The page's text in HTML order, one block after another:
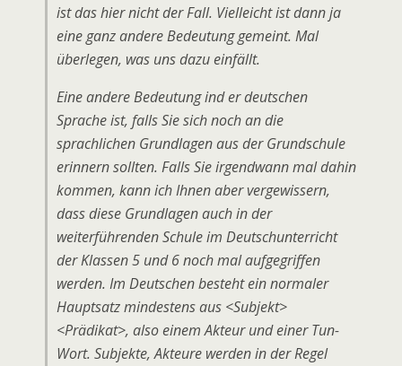
ist das hier nicht der Fall. Vielleicht ist dann ja
eine ganz andere Bedeutung gemeint. Mal
überlegen, was uns dazu einfällt.
Eine andere Bedeutung ind er deutschen
Sprache ist, falls Sie sich noch an die
sprachlichen Grundlagen aus der Grundschule
erinnern sollten. Falls Sie irgendwann mal dahin
kommen, kann ich Ihnen aber vergewissern,
dass diese Grundlagen auch in der
weiterführenden Schule im Deutschunterricht
der Klassen 5 und 6 noch mal aufgegriffen
werden. Im Deutschen besteht ein normaler
Hauptsatz mindestens aus <Subjekt>
<Prädikat>, also einem Akteur und einer Tun-
Wort. Subjekte, Akteure werden in der Regel